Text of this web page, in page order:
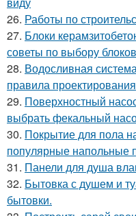
26. Работы по
27. Блоки
советы по выбору блоков
28. Водосливная
правила проектирования
29. Поверхностный
выбрать фекальный
30. Покрытие для пола
популярные напольные
31. Панели для душа
32. Бытовка с душем и
бытовки.